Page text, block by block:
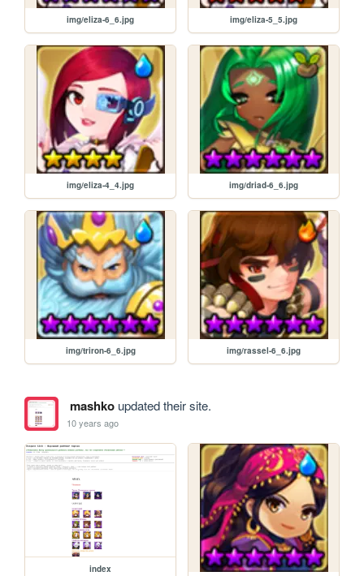
img/eliza-6_6.jpg img/eliza-5_5.jpg
img/eliza-4_4.jpg img/driad-6_6.jpg
img/triron-6_6.jpg img/rassel-6_6.jpg
mashkoupdated their site.
10 years ago
index